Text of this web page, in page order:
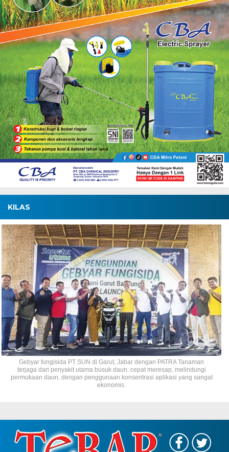
KILAS
Gebyar fungisida PT SUN di Garut, Jabar dengan PATRA Tanaman
terjaga dari penyakit utama busuk daun. cepat meresap, melindungi
permukaan daun, dengan penggunaan konsentrasi aplikasi yang sangat
ekonomis.